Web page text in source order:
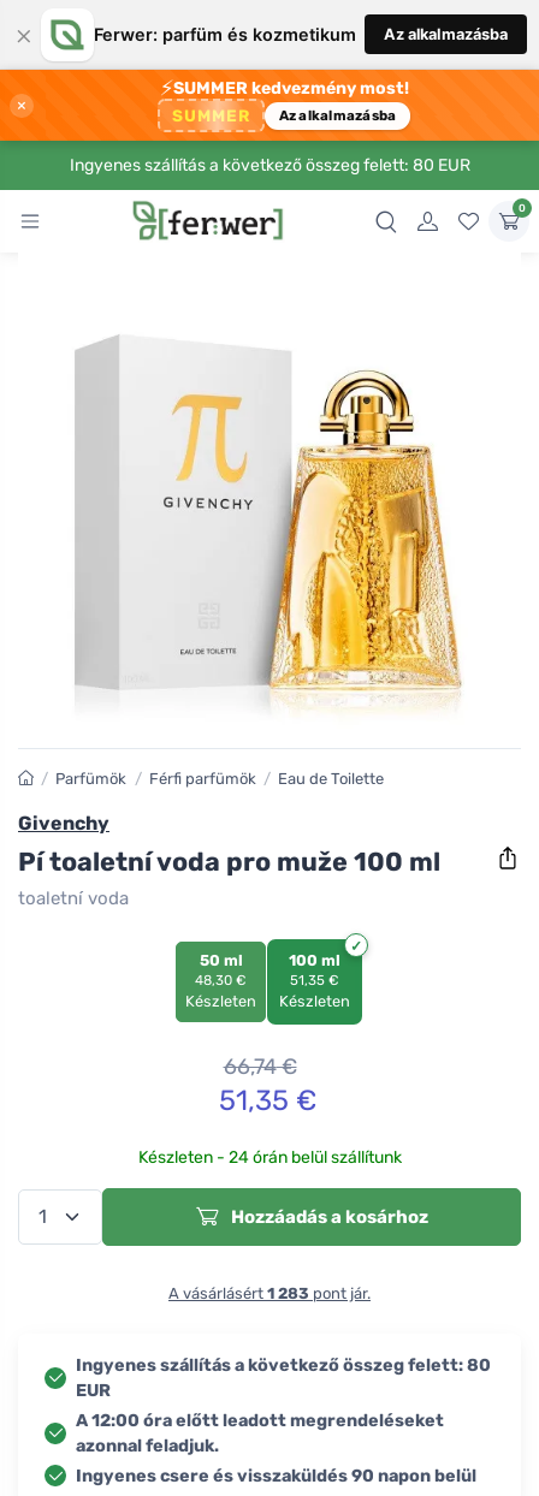
× Ferwer: parfüm és kozmetikum Az alkalmazásba
×
⚡SUMMER kedvezmény most!
SUMMER Az alkalmazásba
Ingyenes szállítás a következő összeg felett: 80 EUR
0
/ Parfümök / Férfi parfümök / Eau de Toilette
Givenchy
Pí toaletní voda pro muže 100 ml
toaletní voda
50 ml
48,30 €
Készleten
100 ml
51,35 €
Készleten
66,74€
51,35 €
Készleten - 24 órán belül szállítunk
Hozzáadás a kosárhoz
A vásárlásért 1 283 pont jár.
Ingyenes szállítás a következő összeg felett: 80
EUR
A 12:00 óra előtt leadott megrendeléseket
azonnal feladjuk.
Ingyenes csere és visszaküldés 90 napon belül